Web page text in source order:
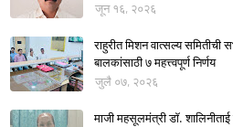
जून १६, २०२६
राहुरीत मिशन वात्सल्य समितीची
बालकांसाठी ७ महत्त्वपूर्ण निर्णय
जुलै ०७, २०२६
माजी महसूलमंत्री डॉ.